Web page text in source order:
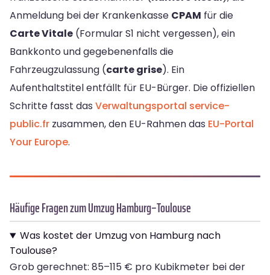
Anmeldung bei der Krankenkasse CPAM für die
Carte Vitale (Formular S1 nicht vergessen), ein
Bankkonto und gegebenenfalls die
Fahrzeugzulassung (carte grise). Ein
Aufenthaltstitel entfällt für EU-Bürger. Die offiziellen
Schritte fasst das Verwaltungsportal service-
public.fr zusammen, den EU-Rahmen das EU-Portal
Your Europe.
Häufige Fragen zum Umzug Hamburg–Toulouse
Was kostet der Umzug von Hamburg nach
Toulouse?
Grob gerechnet: 85–115 € pro Kubikmeter bei der